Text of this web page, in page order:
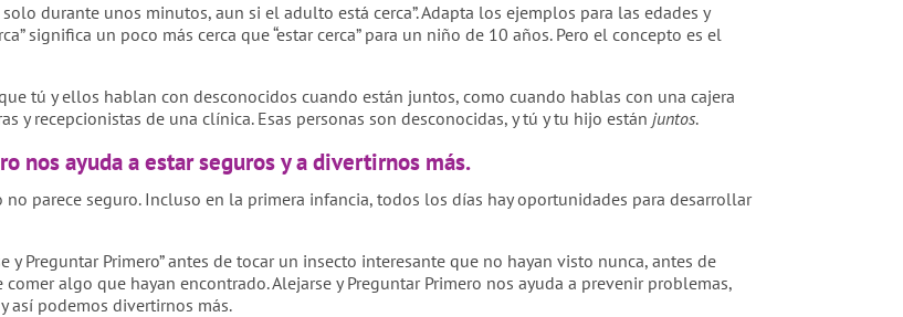
durante unos minutos, aun si el adulto está cerca”. Adapta los ejemplos para las edades y
significa un poco más cerca que “estar cerca” para un niño de 10 años. Pero el concepto es el
tú y ellos hablan con desconocidos cuando están juntos, como cuando hablas con una cajera
y recepcionistas de una clínica. Esas personas son desconocidas, y tú y tu hijo estánjuntos.
nos ayuda a estar seguros y a divertirnos más.
no parece seguro. Incluso en la primera infancia, todos los días hay oportunidades para desarrollar
y Preguntar Primero” antes de tocar un insecto interesante que no hayan visto nunca, antes de
algo que hayan encontrado. Alejarse y Preguntar Primero nos ayuda a prevenir problemas,
así podemos divertirnos más.